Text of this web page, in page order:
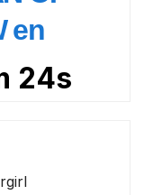
en
22s